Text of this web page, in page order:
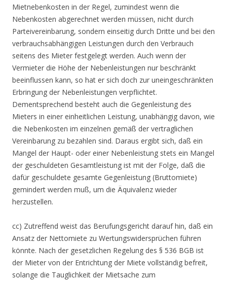
Mietnebenkosten in der Regel, zumindest wenn die
Nebenkosten abgerechnet werden müssen, nicht durch
Parteivereinbarung, sondern einseitig durch Dritte und bei den
verbrauchsabhängigen Leistungen durch den Verbrauch
seitens des Mieter festgelegt werden. Auch wenn der
Vermieter die Höhe der Nebenleistungen nur beschränkt
beeinflussen kann, so hat er sich doch zur uneingeschränkten
Erbringung der Nebenleistungen verpflichtet.
Dementsprechend besteht auch die Gegenleistung des
Mieters in einer einheitlichen Leistung, unabhängig davon, wie
die Nebenkosten im einzelnen gemäß der vertraglichen
Vereinbarung zu bezahlen sind. Daraus ergibt sich, daß ein
Mangel der Haupt- oder einer Nebenleistung stets ein Mangel
der geschuldeten Gesamtleistung ist mit der Folge, daß die
dafür geschuldete gesamte Gegenleistung (Bruttomiete)
gemindert werden muß, um die Äquivalenz wieder
herzustellen.
cc) Zutreffend weist das Berufungsgericht darauf hin, daß ein
Ansatz der Nettomiete zu Wertungswidersprüchen führen
könnte. Nach der gesetzlichen Regelung des § 536 BGB ist
der Mieter von der Entrichtung der Miete vollständig befreit,
solange die Tauglichkeit der Mietsache zum